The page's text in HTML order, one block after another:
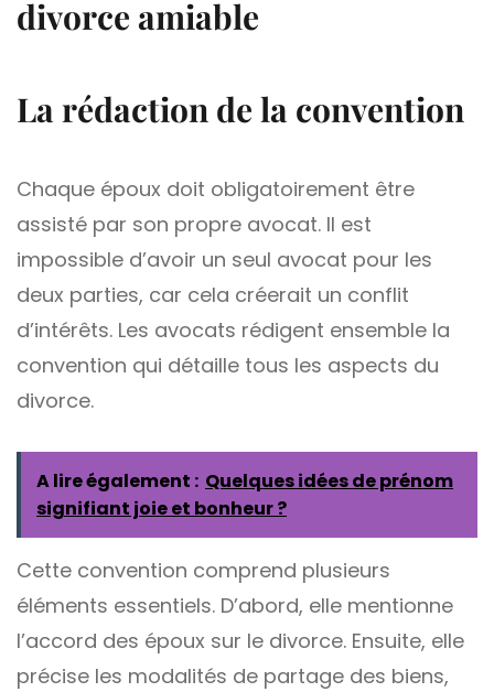
divorce amiable
La rédaction de la convention
Chaque époux doit obligatoirement être
assisté par son propre avocat. Il est
impossible d’avoir un seul avocat pour les
deux parties, car cela créerait un conflit
d’intérêts. Les avocats rédigent ensemble la
convention qui détaille tous les aspects du
divorce.
A lire également : Quelques idées de prénom
signifiant joie et bonheur ?
Cette convention comprend plusieurs
éléments essentiels. D’abord, elle mentionne
l’accord des époux sur le divorce. Ensuite, elle
précise les modalités de partage des biens,